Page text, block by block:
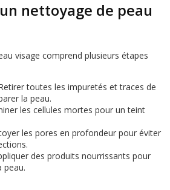
nettoyage de peau
visage comprend plusieurs étapes
toutes les impuretés et traces de
la peau.
les cellules mortes pour un teint
les pores en profondeur pour éviter
des produits nourrissants pour
peau.